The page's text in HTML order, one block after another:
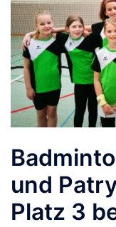
und
Platz 3